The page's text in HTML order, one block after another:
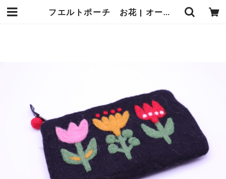
フエルトポーチ お花 | オーベルジュ麻布